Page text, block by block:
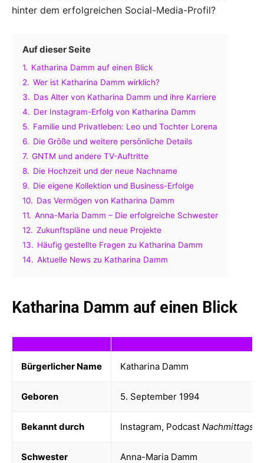
hinter dem erfolgreichen Social-Media-Profil?
Auf dieser Seite
1. Katharina Damm auf einen Blick
2. Wer ist Katharina Damm wirklich?
3. Das Alter von Katharina Damm und ihre Karriere
4. Der Instagram-Erfolg von Katharina Damm
5. Familie und Privatleben: Leo und Tochter Lorena
6. Die Größe und weitere persönliche Details
7. GNTM und andere TV-Auftritte
8. Die Hochzeit und der neue Nachname
9. Die eigene Kollektion und Business-Erfolge
10. Das Vermögen von Katharina Damm
11. Anna-Maria Damm – Die erfolgreiche Schwester
12. Zukunftspläne und neue Projekte
13. Häufig gestellte Fragen zu Katharina Damm
14. Aktuelle News zu Katharina Damm
Katharina Damm auf einen Blick
Bürgerlicher Name Katharina Damm
Geboren 5. September 1994
Bekannt durch Instagram, Podcast
Schwester Anna-Maria Damm